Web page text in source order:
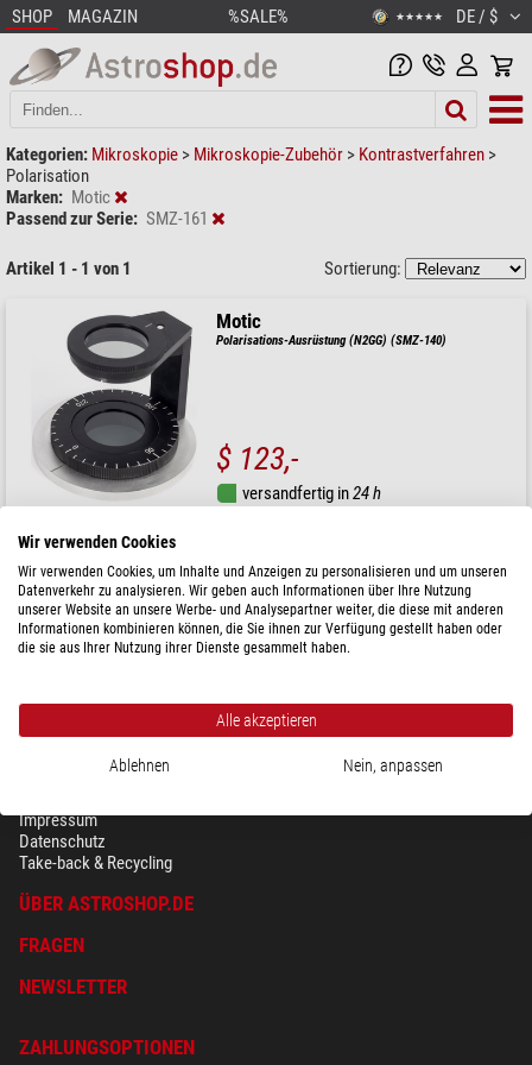
SHOP MAGAZIN %SALE% ★★★★★ DE / $
Kategorien: Mikroskopie > Mikroskopie-Zubehör > Kontrastverfahren >
Polarisation
Marken: Motic
Passend zur Serie: SMZ-161
Artikel 1 - 1 von 1 Sortierung:
Motic
Polarisations-Ausrüstung (N2GG) (SMZ-140)
$ 123,-
versandfertig in24 h
SICHERHEIT & DATENSCHUTZ
Impressum
Datenschutz
Take-back & Recycling
ÜBER ASTROSHOP.DE
FRAGEN
NEWSLETTER
ZAHLUNGSOPTIONEN
Wir verwenden Cookies
Wir verwenden Cookies, um Inhalte und Anzeigen zu personalisieren und um unseren
Datenverkehr zu analysieren. Wir geben auch Informationen über Ihre Nutzung
unserer Website an unsere Werbe- und Analysepartner weiter, die diese mit anderen
Informationen kombinieren können, die Sie ihnen zur Verfügung gestellt haben oder
die sie aus Ihrer Nutzung ihrer Dienste gesammelt haben.
Alle akzeptieren
Ablehnen Nein, anpassen